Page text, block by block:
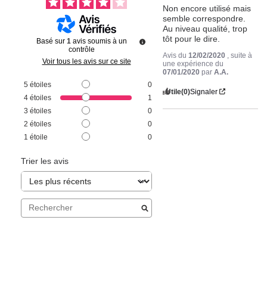
Basé sur 1 avis soumis à un
contrôle
Voir tous les avis sur ce site
5 étoiles
0
4 étoiles
1
3 étoiles
0
2 étoiles
0
1 étoile 0
Trier les avis
Non encore utilisé mais
semble correspondre.
Au niveau qualité, trop
tôt pour le dire.
Avis du 12/02/2020
, suite à
une expérience du
07/01/2020 parA.A.
Utile(0)Signaler